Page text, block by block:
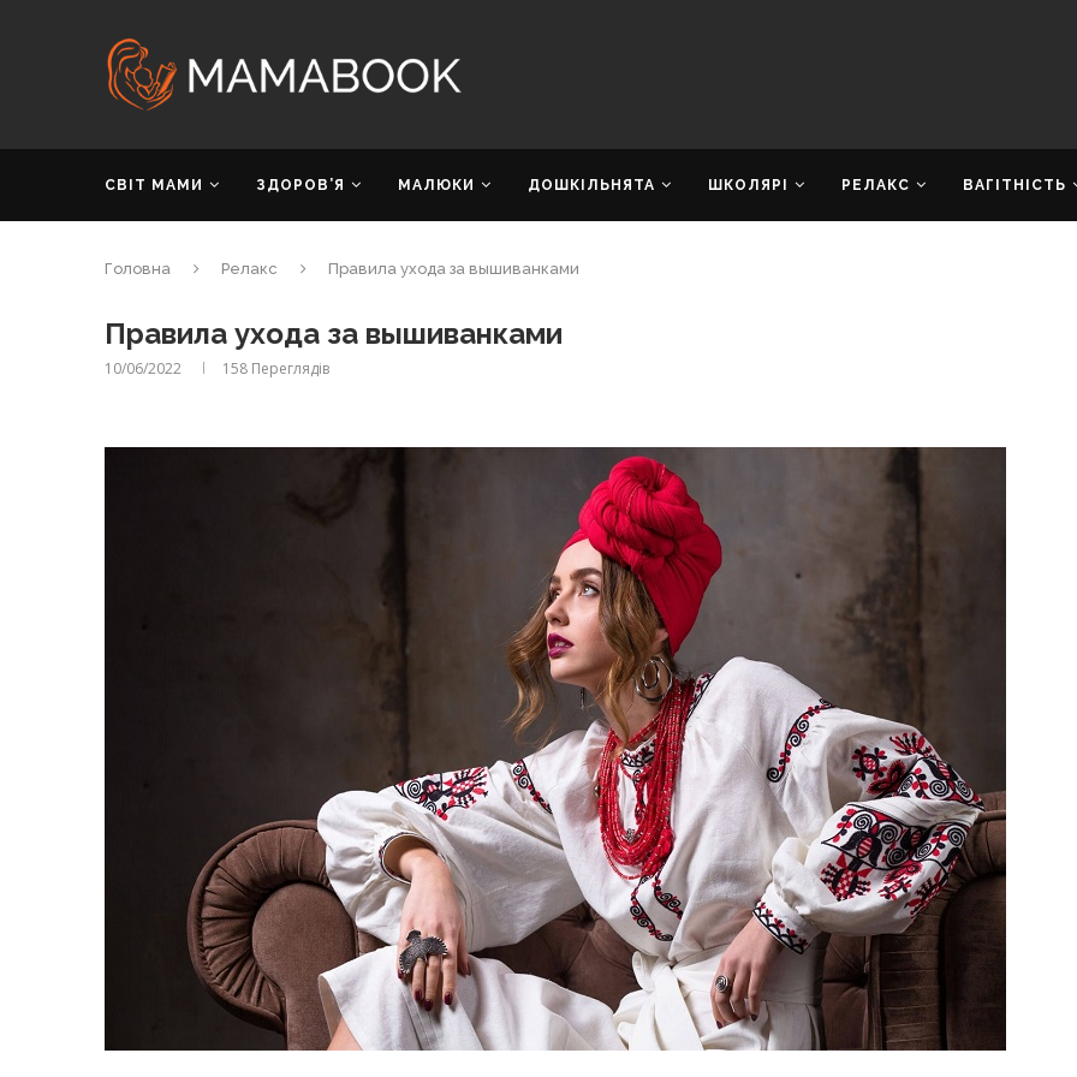
СВІТ МАМИ ЗДОРОВ’Я МАЛЮКИ ДОШКІЛЬНЯТА ШКОЛЯРІ РЕЛАКС ВАГІТНІСТЬ
Головна Релакс Правила ухода за вышиванками
Правила ухода за вышиванками
10/06/2022 158 Переглядів
Лікарі назвали симптоми
коронавірусу в дітей
14/Бер/2020
Попробуйте рецепт
легендарного супа доктора
Моро, который без...
08/Січ/2021